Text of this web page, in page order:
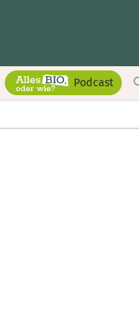
Podcast